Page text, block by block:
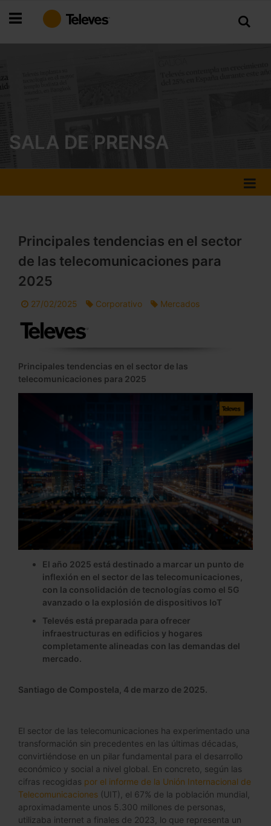
al
SALA DE PRENSA
Principales tendencias en el sector
de las telecomunicaciones para
2025
27/02/2025 Corporativo Mercados
Principales tendencias en el sector de las
telecomunicaciones para 2025
El año 2025 está destinado a marcar un punto de
inflexión en el sector de las telecomunicaciones,
con la consolidación de tecnologías como el 5G
avanzado o la explosión de dispositivos IoT
Televés está preparada para ofrecer
infraestructuras en edificios y hogares
completamente alineadas con las demandas del
mercado.
Santiago de Compostela, 4 de marzo de 2025.
El sector de las telecomunicaciones ha experimentado una
transformación sin precedentes en las últimas décadas,
convirtiéndose en un pilar fundamental para el desarrollo
económico y social a nivel global. En concreto, según las
cifras recogidas por el informe de la Unión Internacional de
Telecomunicaciones (UIT), el 67% de la población mundial,
aproximadamente unos 5.300 millones de personas,
utilizaba internet a finales de 2023, lo que representa un